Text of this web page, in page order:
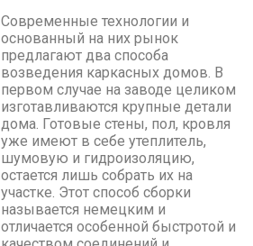
Современные технологии и
основанный на них рынок
предлагают два способа
возведения каркасных домов. В
первом случае на заводе целиком
изготавливаются крупные детали
дома. Готовые стены, пол, кровля
уже имеют в себе утеплитель,
шумовую и гидроизоляцию,
остается лишь собрать их на
участке. Этот способ сборки
называется немецким и
отличается особенной быстротой и